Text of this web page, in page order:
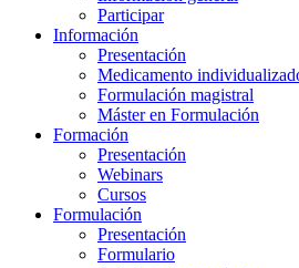
Participar
Información
Presentación
Medicamento
Formulación magistral
Máster en Formulación
Formación
Presentación
Webinars
Cursos
Formulación
Presentación
Formulario